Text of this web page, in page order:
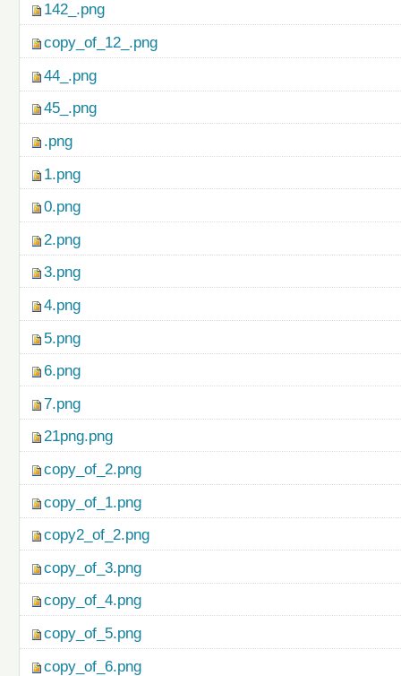
142_.png
copy_of_12_.png
44_.png
45_.png
.png
1.png
0.png
2.png
3.png
4.png
5.png
6.png
7.png
21png.png
copy_of_2.png
copy_of_1.png
copy2_of_2.png
copy_of_3.png
copy_of_4.png
copy_of_5.png
copy_of_6.png